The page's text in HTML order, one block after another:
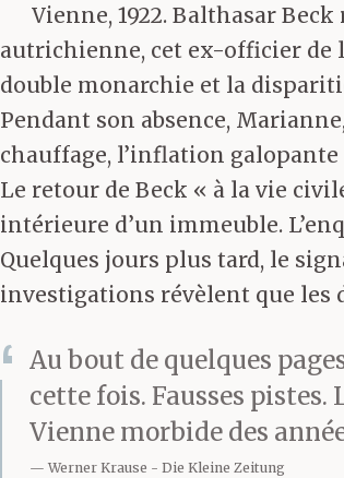
Vienne, 1922. Balthasar
autrichienne, cet ex-officier de
double monarchie et la
Pendant son absence,
chauffage, l’inflation
Le retour de Beck « à la vie
intérieure d’un immeuble.
Quelques jours plus tard, le
investigations révèlent que les
Au bout de quelques
cette fois. Fausses
Vienne morbide des
Werner Krause Die Kleine Zeitung